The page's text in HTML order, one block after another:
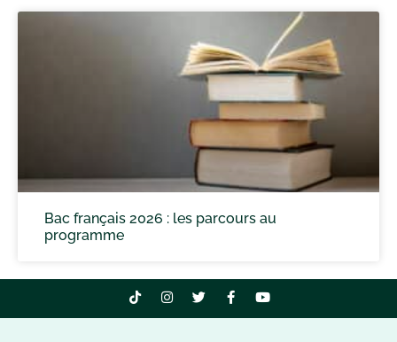
Bac français 2026 : les parcours au
programme